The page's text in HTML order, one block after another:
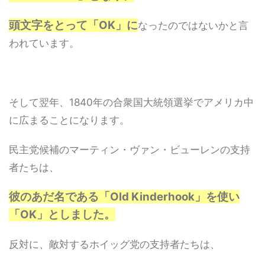
頭文字をとって「OK」になったのではないかと言
われています。
そして翌年、1840年の合衆国大統領選挙でアメリカ中
に広まることになります。
民主党候補のマーティン・ヴァン・ビューレンの支持
者たちは、
彼のあだ名である「Old Kinderhook」を使い
「OK」としました。
反対に、敵対するホイッグ党の支持者たちは、